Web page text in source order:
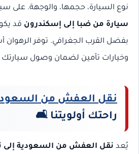
نوع السيارة، حجمها، والوجهة. على
سيارة من ضبا إلى إسكندرون قد
بفضل القرب الجغرافي. توفر الرهوان
وخيارات تأمين لضمان وصول سيارتك
نقل العفش من
راحتك أولويتنا 🛋️
يُعد نقل العفش من السعودية إلى